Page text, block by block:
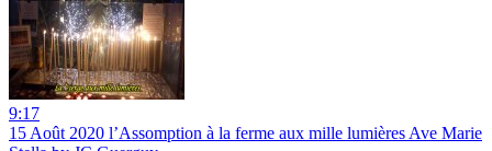
9:17
15 Août 2020 l’Assomption à la ferme aux mille lumières Ave Marie